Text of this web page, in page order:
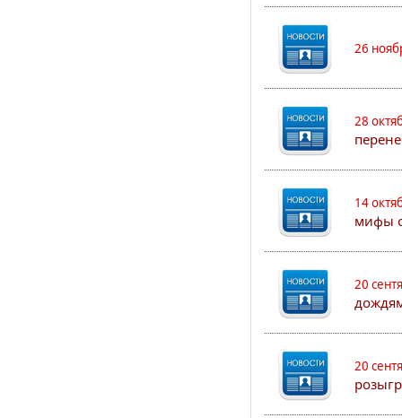
26
28
14
мифы
20
20